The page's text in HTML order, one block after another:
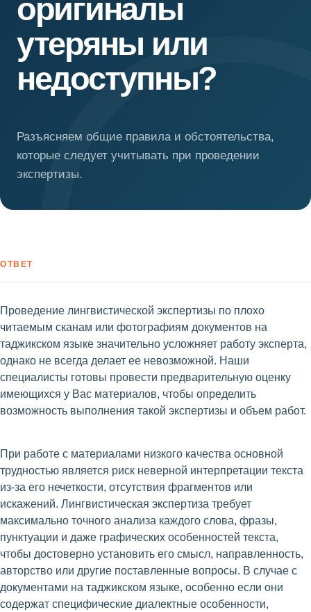
оригиналы
утеряны или
недоступны?
Разъясняем общие правила и обстоятельства,
которые следует учитывать при проведении
экспертизы.
ОТВЕТ
Проведение лингвистической экспертизы по плохо
читаемым сканам или фотографиям документов на
таджикском языке значительно усложняет работу эксперта,
однако не всегда делает ее невозможной. Наши
специалисты готовы провести предварительную оценку
имеющихся у Вас материалов, чтобы определить
возможность выполнения такой экспертизы и объем работ.
При работе с материалами низкого качества основной
трудностью является риск неверной интерпретации текста
из-за его нечеткости, отсутствия фрагментов или
искажений. Лингвистическая экспертиза требует
максимально точного анализа каждого слова, фразы,
пунктуации и даже графических особенностей текста,
чтобы достоверно установить его смысл, направленность,
авторство или другие поставленные вопросы. В случае с
документами на таджикском языке, особенно если они
содержат специфические диалектные особенности,